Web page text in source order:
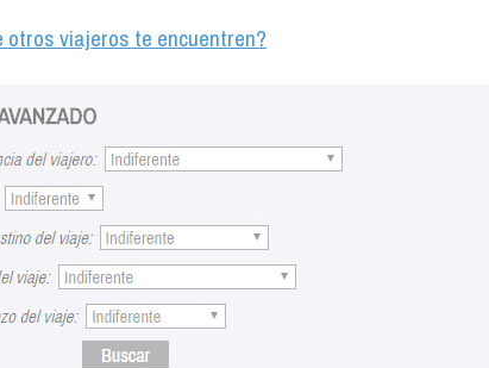
viajeros te encuentren?